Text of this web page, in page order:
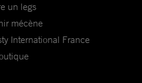
un legs
mécène
International France